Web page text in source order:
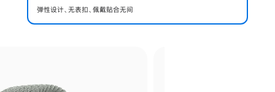
弹性设计、无表扣、佩戴贴合无间